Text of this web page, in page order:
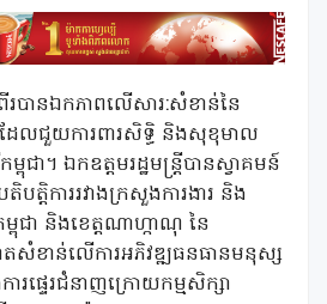
របានឯកភាពលើសារ:សំខាន់នៃ
ែលជួយការពារសិទ្ធិ និងសុខុមាល
ពុជា។ ឯកឧត្ដមរដ្ឋមន្ត្រីបានស្វាគមន៍
បត្តិការរវាងក្រសួងការងារ និង
ម្ពុជា និងខេត្តណាហ្កាណុ នៃ
សំខាន់លើការអភិវឌ្ឍធនធានមនុស្ស
ការផ្ទេរជំនាញក្រោយកម្មសិក្សា